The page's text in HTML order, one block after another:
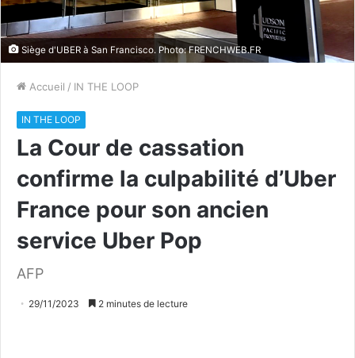
Siège d'UBER à San Francisco. Photo: FRENCHWEB.FR
Accueil / IN THE LOOP
IN THE LOOP
La Cour de cassation
confirme la culpabilité d’Uber
France pour son ancien
service Uber Pop
AFP
29/11/2023 2 minutes de lecture